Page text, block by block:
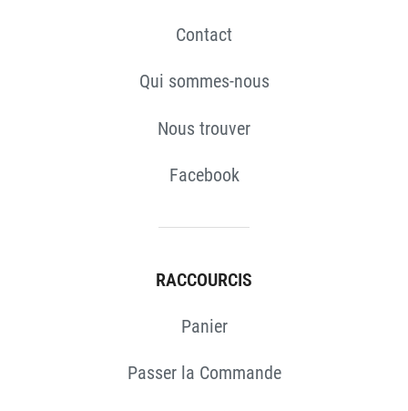
Contact
Qui sommes-nous
Nous trouver
Facebook
RACCOURCIS
Panier
Passer la Commande